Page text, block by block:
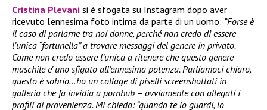
Cristina Plevani si è sfogata su Instagram dopo aver
ricevuto l’ennesima foto intima da parte di un uomo: “Forse è
il caso di parlarne tra noi donne, perché non credo di essere
l’unica “fortunella” a trovare messaggi del genere in privato.
Come non credo essere l’unica a ritenere che questo genere
maschile e’ uno sfigato all’ennesima potenza. Parliamoci chiaro,
questo è sobrio…ho un collage di piselli screenshottati in
galleria che fa invidia a pornhub – ovviamente con allegati i
profili di provenienza. Mi chiedo: “quando te lo guardi, lo